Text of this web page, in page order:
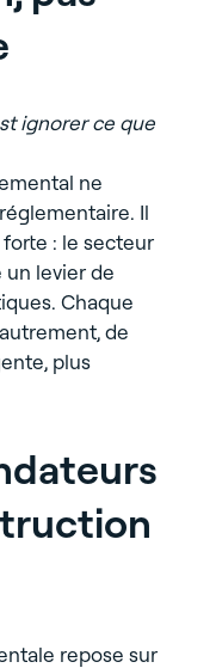
ignorer ce que
ne
Il
: le secteur
levier de
Chaque
de
plus
repose sur